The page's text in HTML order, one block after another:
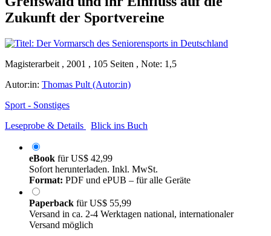
Zukunft der Sportvereine
Magisterarbeit , 2001 , 105 Seiten , Note: 1,5
Autor:in: Thomas Pult (Autor:in)
Sport - Sonstiges
Leseprobe & Details
Blick ins Buch
eBook fürUS$ 42,99
Sofort herunterladen. Inkl. MwSt.
Format: PDF und ePUB – für alle Geräte
Paperback fürUS$ 55,99
Versand in ca. 2-4 Werktagen national, internationaler
Versand möglich